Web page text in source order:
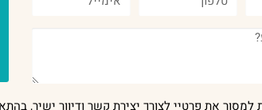
את פרטיי לצורך יצירת קשר ודיוור ישיר,